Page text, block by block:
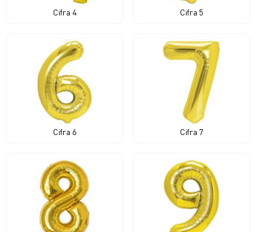
Cifra 4 Cifra 5
Cifra 6 Cifra 7